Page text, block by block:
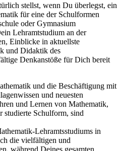
stellst, wenn Du überlegst, ein
für eine der Schulformen
oder Gymnasium
Lehramtstudium an der
Einblicke in aktuellste
und Didaktik des
Denkanstöße für Dich bereit
und die Beschäftigung mit
und neuesten
und Lernen von Mathematik,
studierte Schulform, sind
Lehramtsstudiums in
die vielfältigen und
während Deines gesamten